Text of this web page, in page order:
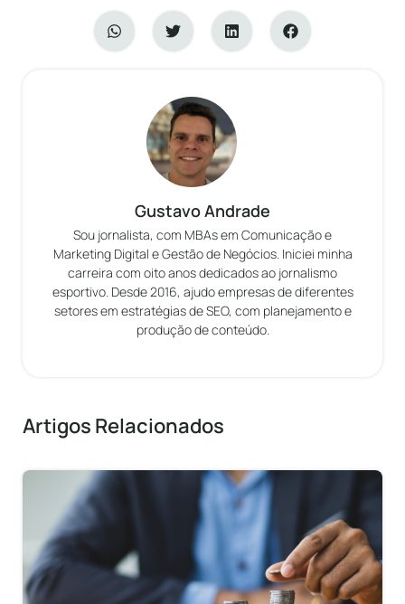
Gustavo Andrade
Sou jornalista, com MBAs em Comunicação e
Marketing Digital e Gestão de Negócios. Iniciei minha
carreira com oito anos dedicados ao jornalismo
esportivo. Desde 2016, ajudo empresas de diferentes
setores em estratégias de SEO, com planejamento e
produção de conteúdo.
Artigos Relacionados